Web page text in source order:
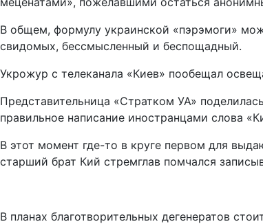
В общем, формулу украинской «пэрэмоги»
свидомых, бессмысленный и беспощадный.
Укрожур с телеканала «Киев» пообещал
Представительница «Стратком УА»
правильное написание иностранцами слова
В этот момент где-то в круге первом для
старший брат Кий стремглав помчался
В планах благотворительных дегенератов